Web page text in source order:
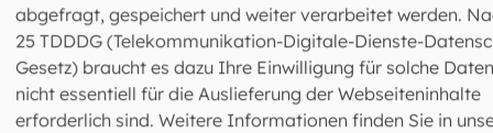
MEHR ERFAHREN
abgefragt, gespeichert und weiter verarbeitet werden.
25 TDDDG (Telekommunikation-Digitale-Dienste-
Gesetz) braucht es dazu Ihre Einwilligung für solche
nicht essentiell für die Auslieferung der Webseiteninhalte
erforderlich sind. Weitere Informationen finden Sie in